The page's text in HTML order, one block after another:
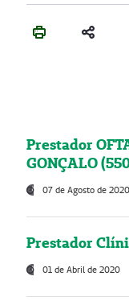
Prestador
GONÇALO
07 de Agosto de 2020
Prestador
01 de Abril de 2020